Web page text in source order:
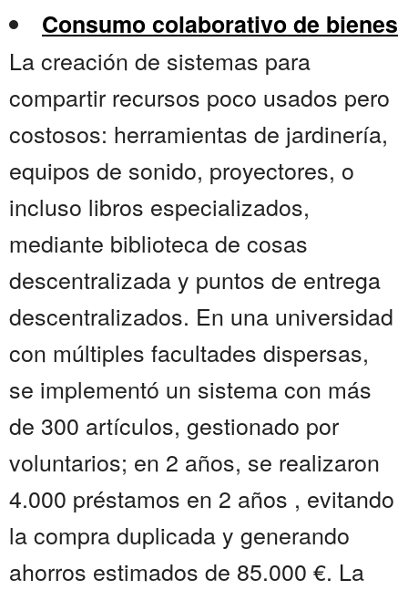
Consumo colaborativo de bienes
La creación de sistemas para
compartir recursos poco usados pero
costosos: herramientas de jardinería,
equipos de sonido, proyectores, o
incluso libros especializados,
mediante biblioteca de cosas
descentralizada y puntos de entrega
descentralizados. En una universidad
con múltiples facultades dispersas,
se implementó un sistema con más
de 300 artículos, gestionado por
voluntarios; en 2 años, se realizaron
4.000 préstamos en 2 años , evitando
la compra duplicada y generando
ahorros estimados de 85.000 €. La